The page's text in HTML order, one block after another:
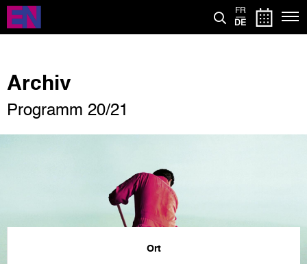
Direkt
zum
Inhalt
FR
DE
Archiv
Programm 20/21
Ort